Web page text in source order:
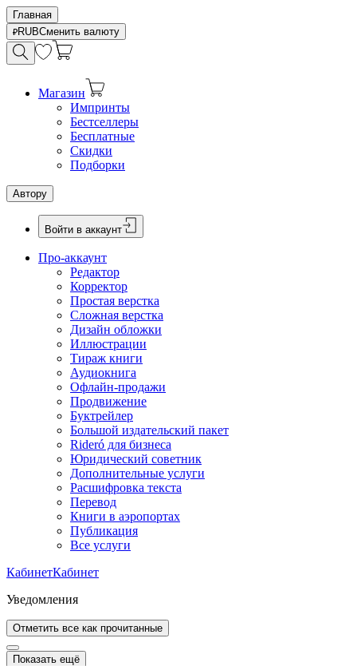
Главная
RUBСменить валюту
Магазин
Импринты
Бестселлеры
Бесплатные
Скидки
Подборки
Автору
Войти в аккаунт
Про-аккаунт
Редактор
Корректор
Простая верстка
Сложная верстка
Дизайн обложки
Иллюстрации
Тираж книги
Аудиокнига
Офлайн-продажи
Продвижение
Буктрейлер
Большой издательский пакет
Rideró для бизнеса
Юридический советник
Дополнительные услуги
Расшифровка текста
Перевод
Книги в аэропортах
Публикация
Все услуги
КабинетКабинет
Уведомления
Отметить все как прочитанные
Показать ещё